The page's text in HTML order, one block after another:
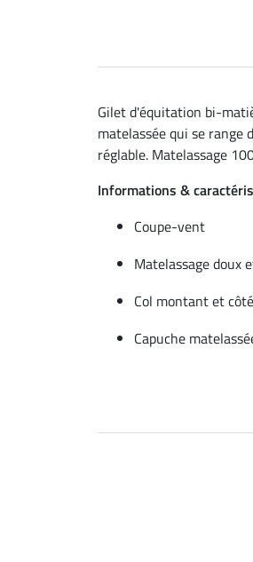
Gilet d'équitation bi-
matelassée qui se range
réglable. Matelassage
Informations &
Coupe-vent
Matelassage doux
Col montant et
Capuche